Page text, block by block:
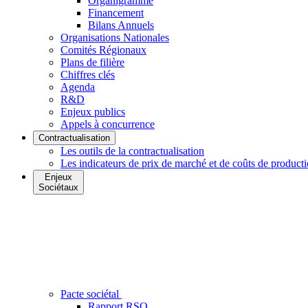
Financement
Bilans Annuels
Organisations Nationales
Comités Régionaux
Plans de filière
Chiffres clés
Agenda
R&D
Enjeux publics
Appels à concurrence
Contractualisation
Les outils de la contractualisation
Les indicateurs de prix de marché et de coûts de
Enjeux
Sociétaux
Pacte sociétal